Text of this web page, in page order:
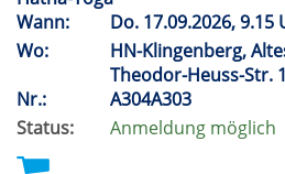
Wann:
Do. 17.09.2026, 9.15
Wo:
HN-Klingenberg,
Theodor-Heuss-Str.
Nr.:
A304A303
Status:
Anmeldung möglich